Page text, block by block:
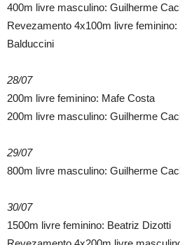
400m livre masculino: Guilherme
Revezamento 4x100m livre
Balduccini
28/07
200m livre feminino: Mafe Costa
200m livre masculino: Guilherme
29/07
800m livre masculino: Guilherme
30/07
1500m livre feminino: Beatriz Dizotti